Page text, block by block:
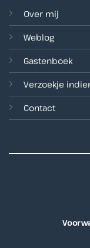
Over mij
Weblog
Gastenboek
Verzoekje
Contact